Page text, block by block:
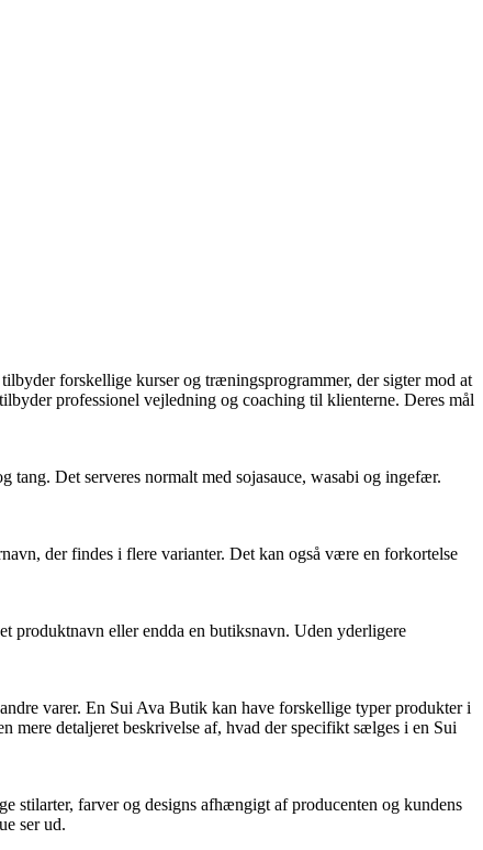
forskellige kurser og træningsprogrammer, der sigter mod at
professionel vejledning og coaching til klienterne. Deres mål
Det serveres normalt med sojasauce, wasabi og ingefær.
der findes i flere varianter. Det kan også være en forkortelse
produktnavn eller endda en butiksnavn. Uden yderligere
varer. En Sui Ava Butik kan have forskellige typer produkter i
mere detaljeret beskrivelse af, hvad der specifikt sælges i en Sui
stilarter, farver og designs afhængigt af producenten og kundens
ser ud.